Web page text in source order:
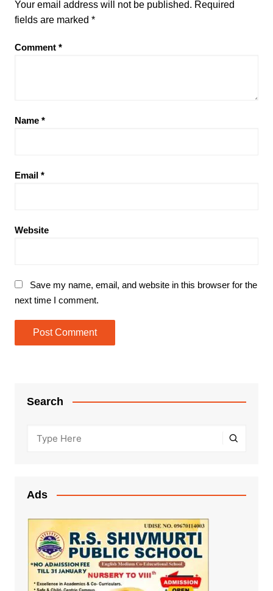
Your email address will not be published. Required
fields are marked *
Comment *
Name *
Email *
Website
Save my name, email, and website in this browser for the
next time I comment.
Search
Ads